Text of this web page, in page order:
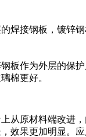
焊接钢板，镀锌
板作为外层的保
棉更好。
从原材料端改进
效果更加明显。